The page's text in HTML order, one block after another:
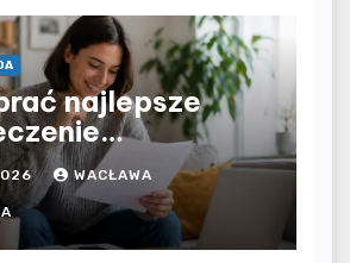
najlepsze
i uniknąć
błędów?
WACŁAWA